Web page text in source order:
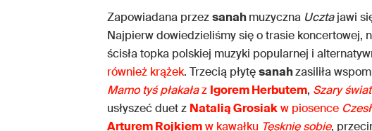
Zapowiadana przezsanahmuzyczna Ucztajawi
Najpierw dowiedzieliśmy się o trasie koncertowej,
ścisła topka polskiej muzyki popularnej i
również krążek. Trzecią płytęsanahzasiliła
Mamo tyś płakałaz Igorem Herbutem, Szary świat
usłyszeć duet z Natalią Grosiakw piosence
Arturem Rojkiemw kawałku Tęsknię sobie,